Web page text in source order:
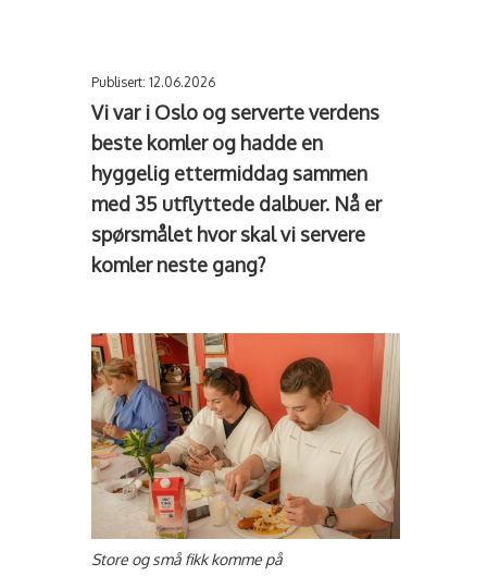
Publisert: 12.06.2026
Vi var i Oslo og serverte verdens
beste komler og hadde en
hyggelig ettermiddag sammen
med 35 utflyttede dalbuer. Nå er
spørsmålet hvor skal vi servere
komler neste gang?
Store og små fikk komme på